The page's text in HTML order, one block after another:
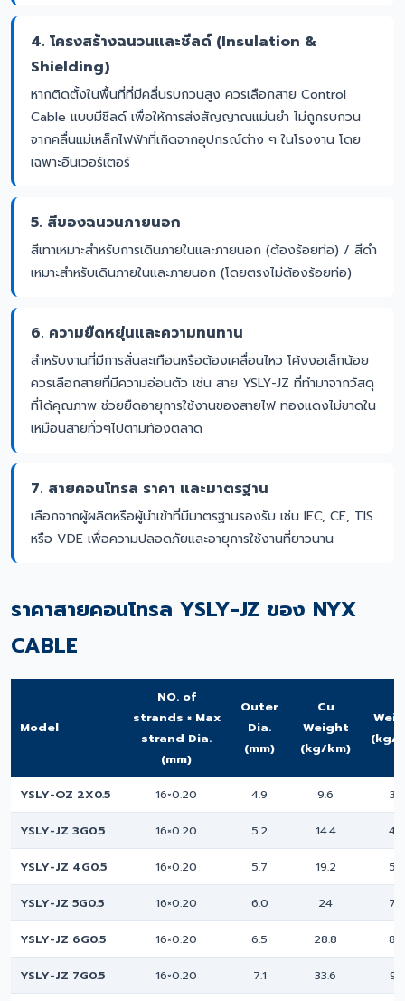
4. โครงสร้างฉนวนและชีลด์ (Insulation &
Shielding)
หากติดตั้งในพื้นที่ที่มีคลื่นรบกวนสูง ควรเลือกสาย Control
Cable แบบมีชีลด์ เพื่อให้การส่งสัญญาณแม่นยำ ไม่ถูกรบกวน
จากคลื่นแม่เหล็กไฟฟ้าที่เกิดจากอุปกรณ์ต่าง ๆ ในโรงงาน โดย
เฉพาะอินเวอร์เตอร์
5. สีของฉนวนภายนอก
สีเทาเหมาะสำหรับการเดินภายในและภายนอก (ต้องร้อยท่อ) / สีดำ
เหมาะสำหรับเดินภายในและภายนอก (โดยตรงไม่ต้องร้อยท่อ)
6. ความยืดหยุ่นและความทนทาน
สำหรับงานที่มีการสั่นสะเทือนหรือต้องเคลื่อนไหว โค้งงอเล็กน้อย
ควรเลือกสายที่มีความอ่อนตัว เช่น สาย YSLY-JZ ที่ทำมาจากวัสดุ
ที่ได้คุณภาพ ช่วยยืดอายุการใช้งานของสายไฟ ทองแดงไม่ขาดใน
เหมือนสายทั่วๆไปตามท้องตลาด
7. สายคอนโทรล ราคา และมาตรฐาน
เลือกจากผู้ผลิตหรือผู้นำเข้าที่มีมาตรฐานรองรับ เช่น IEC, CE, TIS
หรือ VDE เพื่อความปลอดภัยและอายุการใช้งานที่ยาวนาน
ราคาสายคอนโทรล YSLY-JZ ของ NYX
CABLE
Model
NO. of
strands × Max
strand Dia.
(mm)
Outer
Dia.
(mm)
Cu
Weight
(kg/km)
(kg/
YSLY-OZ 2X0.5 16×0.20 4.9 9.6 38
YSLY-JZ 3G0.5 16×0.20 5.2 14.4 47
YSLY-JZ 4G0.5 16×0.20 5.7 19.2 58
YSLY-JZ 5G0.5 16×0.20 6.0 24 75
YSLY-JZ 6G0.5 16×0.20 6.5 28.8 89
YSLY-JZ 7G0.5 16×0.20 7.1 33.6 93